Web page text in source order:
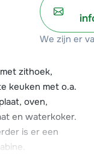
We zijn er
Ski Juwel
km piste. Naar de
rijden, dit kan
Voor nog meer
naar Hopfgarten
Wilder Kaiser
omgeving.
zithoek,
keuken met o.a.
oven,
en waterkoker.
is er een